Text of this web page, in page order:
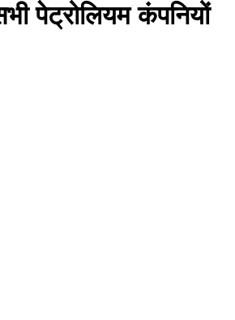
पेट्रोलियम कंपनियों